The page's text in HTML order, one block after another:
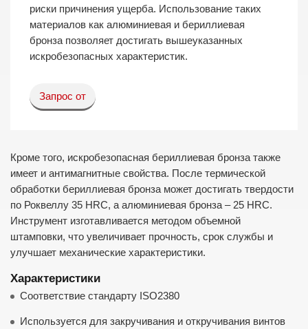
риски причинения ущерба. Использование таких
материалов как алюминиевая и бериллиевая
бронза позволяет достигать вышеуказанных
искробезопасных характеристик.
Запрос от
Кроме того, искробезопасная бериллиевая бронза также
имеет и антимагнитные свойства. После термической
обработки бериллиевая бронза может достигать твердости
по Роквеллу 35 HRC, а алюминиевая бронза – 25 HRC.
Инструмент изготавливается методом объемной
штамповки, что увеличивает прочность, срок службы и
улучшает механические характеристики.
Характеристики
Соответствие стандарту ISO2380
Используется для закручивания и откручивания винтов